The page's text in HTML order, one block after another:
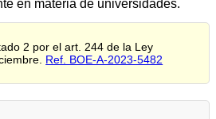
en materia de universidades.
2 por el art. 244 de la Ley
Ref. BOE-A-2023-5482